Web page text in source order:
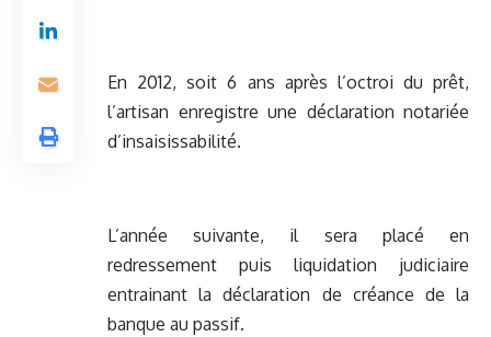
En 2012, soit 6 ans après l’octroi du prêt,
l’artisan enregistre une déclaration notariée
d’insaisissabilité.
L’année suivante, il sera placé en
redressement puis liquidation judiciaire
entrainant la déclaration de créance de la
banque au passif.